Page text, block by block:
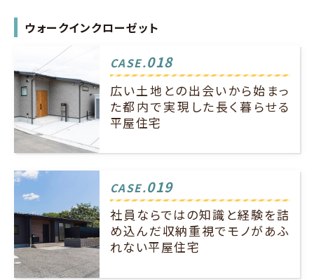
ウォークインクローゼット
CASE.018
広い土地との出会いから始まっ
た都内で実現した長く暮らせる
平屋住宅
CASE.019
社員ならではの知識と経験を詰
め込んだ収納重視でモノがあふ
れない平屋住宅